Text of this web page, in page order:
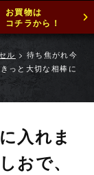
お買物は
コチラから！
ル > 待ち焦がれ今
っと大切な相棒に
入れま
おで、